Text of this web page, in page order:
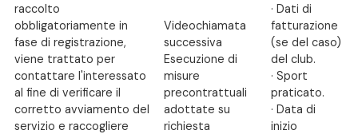
raccolto
obbligatoriamente in
fase di registrazione,
viene trattato per
contattare l'interessato
al fine di verificare il
corretto avviamento del
servizio e raccogliere
Videochiamata
successiva
Esecuzione di
misure
precontrattuali
adottate su
richiesta
· Dati di
fatturazione
(se del caso)
del club.
· Sport
praticato.
· Data di
inizio